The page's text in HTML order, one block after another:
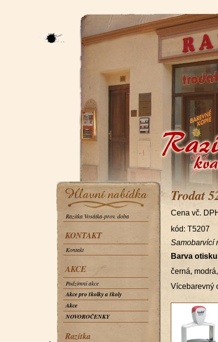
Razítka Vosátka-prov. doba
KONTAKT
Kontakt
AKCE
Podzimní akce
Akce pro školky a školy
Akce
NOVOROČENKY
Razítka
Trodat
Cena vč.
kód: T5207
Samobarvící
Barva
černá,
Vícebarevný